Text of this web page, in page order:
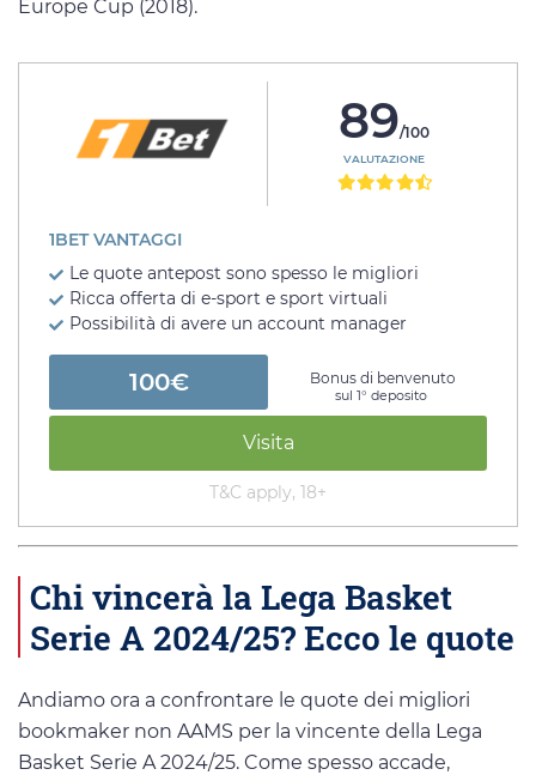
Europe Cup (2018).
89/100
VALUTAZIONE
1BET VANTAGGI
Le quote antepost sono spesso le migliori
Ricca offerta di e-sport e sport virtuali
Possibilità di avere un account manager
100€ Bonus di benvenuto
sul 1° deposito
Visita
T&C apply, 18+
Chi vincerà la Lega Basket
Serie A 2024/25? Ecco le quote
Andiamo ora a confrontare le quote dei migliori
bookmaker non AAMS per la vincente della Lega
Basket Serie A 2024/25. Come spesso accade,